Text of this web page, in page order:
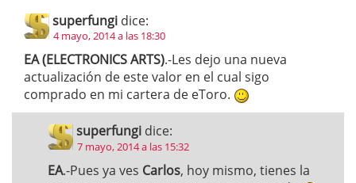
superfungi dice:
4 mayo, 2014 a las 18:30
EA (ELECTRONICS ARTS).-Les dejo una nueva
actualización de este valor en el cual sigo
comprado en mi cartera de eToro.
superfungi dice:
7 mayo, 2014 a las 15:32
EA.-Pues ya ves Carlos, hoy mismo, tienes la